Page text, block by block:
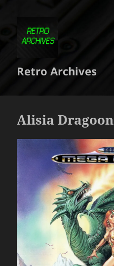
Retro Archives
Alisia Dragoon